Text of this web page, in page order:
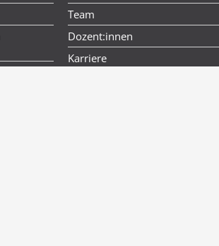
Team
Dozent:innen
Karriere